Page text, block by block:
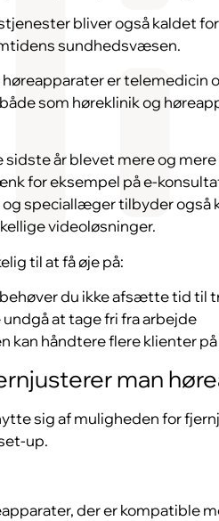
bliver også kaldet
sundhedsvæsen.
er telemedicin
som høreklinik og
sidste år blevet mere og
for eksempel på e-
og speciallæger tilbyder
videoløsninger.
til at få øje på:
du ikke afsætte tid til
undgå at tage fri fra arbejde
kan håndtere flere klienter
man
sig af muligheden for
up.
der er kompatible